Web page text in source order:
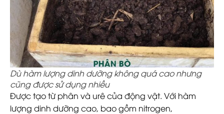
Dù hàm lượng dinh dưỡng không quá cao nhưng
cũng được sử dụng nhiều
Được tạo từ phân và urê của động vật. Với hàm
lượng dinh dưỡng cao, bao gồm nitrogen,